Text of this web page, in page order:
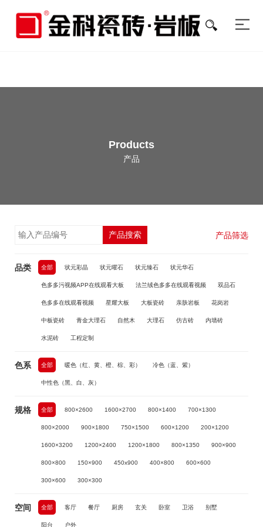
色多多在线视频,色多多黄色软件下载,色多多在线观看视频,色多多污视频
Products
产品
产品搜索 产品筛选
品类 全部 状元彩晶 状元曜石 状元臻石 状元华石
色多多污视频APP在线观看大板 法兰绒色多多在线观看视频 双品石
色多多在线观看视频 星耀大板 大板瓷砖 亲肤岩板 花岗岩
中板瓷砖 青金大理石 自然木 大理石 仿古砖 内墙砖
水泥砖 工程定制
色系 全部 暖色（红、黄、橙、棕、彩） 冷色（蓝、紫）
中性色（黑、白、灰）
规格 全部 800×2600 1600×2700 800×1400 700×1300
800×2000 900×1800 750×1500 600×1200 200×1200
1600×3200 1200×2400 1200×1800 800×1350 900×900
800×800 150×900 450x900 400×800 600×600
300×600 300×300
空间 全部 客厅 餐厅 厨房 玄关 卧室 卫浴 别墅
阳台 户外